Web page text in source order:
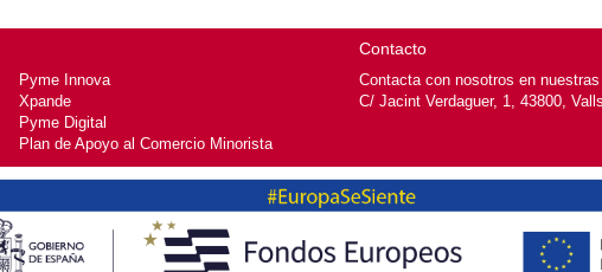
Pyme Innova
Xpande
Pyme Digital
Plan de Apoyo al Comercio Minorista
Contacto
Contacta con nosotros en
C/ Jacint Verdaguer, 1, 43800, Valls